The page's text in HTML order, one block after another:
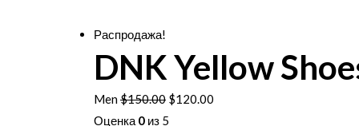
Распродажа!
DNK Yellow
Men$150.00 Первоначальная
цена
$120.00
Оценка 0 из 5